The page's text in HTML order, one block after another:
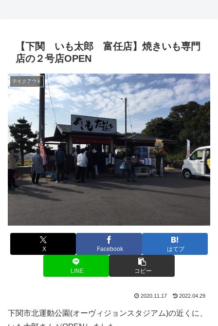
【下関 いも太郎 富任店】焼きいも専門
店の２号店OPEN
テイクアウト
X Facebook はてブ
LINE コピー
2020.11.17 2022.04.29
下関市北運動公園(オーヴィジョンスタジアム)の近くに、